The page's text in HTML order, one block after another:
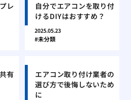
レ
自分でエアコンを取り付
けるDIYはおすすめ？
2025.05.23
未分類
有
エアコン取り付け業者の
選び方で後悔しないため
に